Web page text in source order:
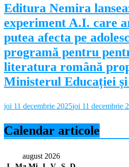
Editura Nemira
experiment A.I. care
putea afecta pe
programă pentru
literatura română
Ministerul Educației
joi 11 decembrie 2025joi 11 decembrie
Calendar articole
august 2026